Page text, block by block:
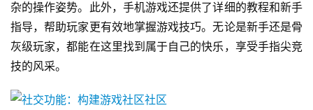
杂的操作姿势。此外，手机游戏还提供了详细的教程和新手
指导，帮助玩家更有效地掌握游戏技巧。无论是新手还是骨
灰级玩家，都能在这里找到属于自己的快乐，享受手指尖竞
技的风采。